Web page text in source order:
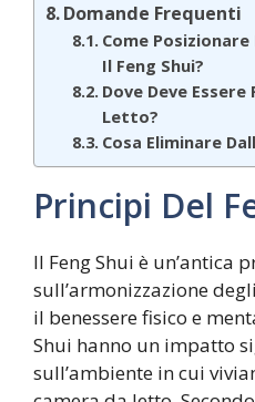
Domande Frequenti
Come
Il Feng Shui?
Dove Deve
Letto?
Cosa Eliminare
Principi Del
Il Feng Shui è un’antica
sull’armonizzazione
il benessere fisico e
Shui hanno un impatto
sull’ambiente in cui